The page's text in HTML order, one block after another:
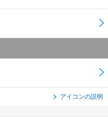
アイコンの説明